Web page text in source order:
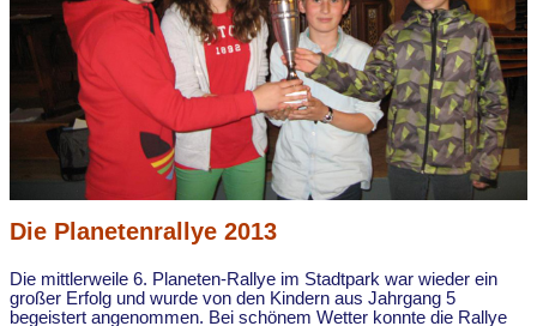
Die Planetenrallye 2013
Die mittlerweile 6. Planeten-Rallye im Stadtpark war wieder ein
großer Erfolg und wurde von den Kindern aus Jahrgang 5
begeistert angenommen. Bei schönem Wetter konnte die Rallye